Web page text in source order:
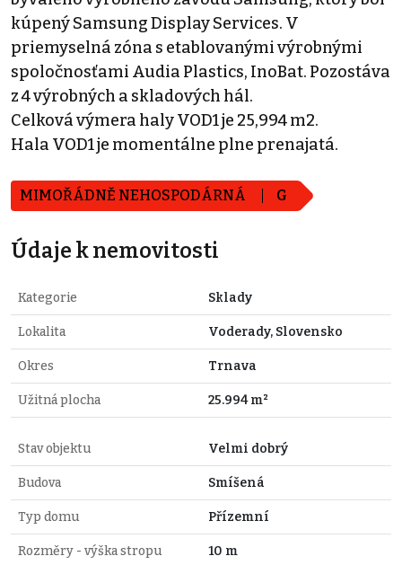
kúpený Samsung Display Services. V
priemyselná zóna s etablovanými výrobnými
spoločnosťami Audia Plastics, InoBat. Pozostáva
z 4 výrobných a skladových hál.
Celková výmera haly VOD1 je 25,994 m2.
Hala VOD1 je momentálne plne prenajatá.
MIMOŘÁDNĚ NEHOSPODÁRNÁ G
Údaje k nemovitosti
Kategorie Sklady
Lokalita Voderady, Slovensko
Okres Trnava
Užitná plocha 25.994 m²
Stav objektu Velmi dobrý
Budova Smíšená
Typ domu Přízemní
Rozměry - výška stropu 10 m